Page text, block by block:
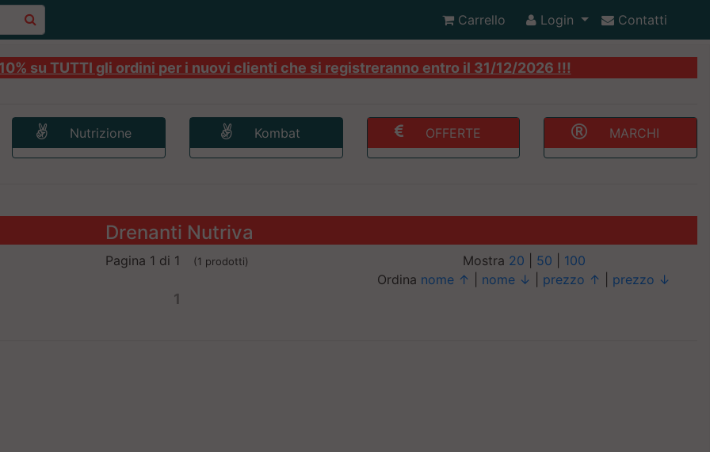
Carrello Login Contatti
su TUTTI gli ordini per i nuovi clienti che si registreranno entro il 31/12/2026 !!!
Nutrizione Kombat OFFERTE MARCHI
Drenanti Nutriva
Pagina 1 di 1 (1 prodotti)
1
Mostra 20 50
100
Ordina nome ↑ nome ↓ prezzo ↑ prezzo ↓